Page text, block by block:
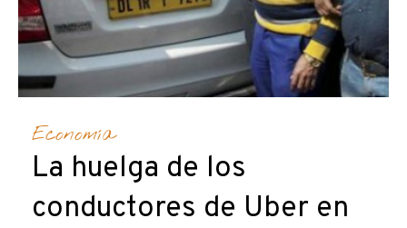
Economía
La huelga de los
conductores de Uber en